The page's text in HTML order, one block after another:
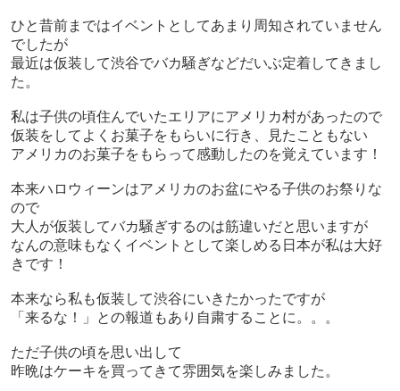
ひと昔前まではイベントとしてあまり周知されていません
でしたが
最近は仮装して渋谷でバカ騒ぎなどだいぶ定着してきまし
た。
私は子供の頃住んでいたエリアにアメリカ村があったので
仮装をしてよくお菓子をもらいに行き、見たこともない
アメリカのお菓子をもらって感動したのを覚えています！
本来ハロウィーンはアメリカのお盆にやる子供のお祭りな
ので
大人が仮装してバカ騒ぎするのは筋違いだと思いますが
なんの意味もなくイベントとして楽しめる日本が私は大好
きです！
本来なら私も仮装して渋谷にいきたかったですが
「来るな！」との報道もあり自粛することに。。。
ただ子供の頃を思い出して
昨晩はケーキを買ってきて雰囲気を楽しみました。